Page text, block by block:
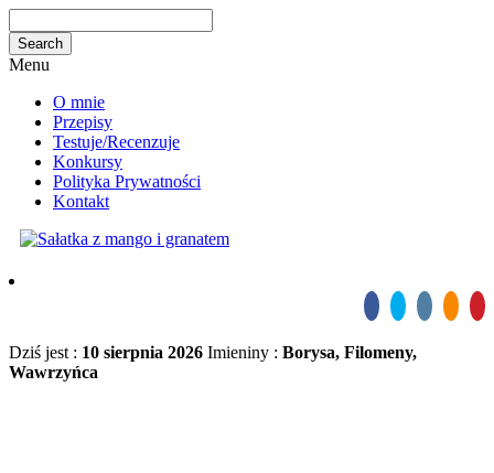
Menu
O mnie
Przepisy
Testuje/Recenzuje
Konkursy
Polityka Prywatności
Kontakt
Dziś jest : 10 sierpnia 2026 Imieniny : Borysa, Filomeny,
Wawrzyńca